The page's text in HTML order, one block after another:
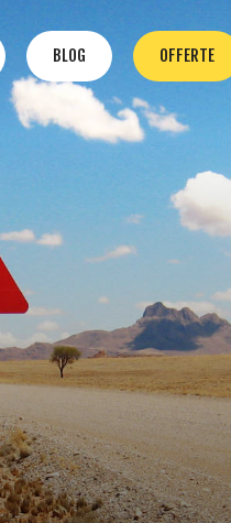
BLOG OFFERTE